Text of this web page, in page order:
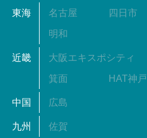
東海 名古屋 四日市
明和
近畿 大阪エキスポシティ
箕面 HAT神戸
中国 広島
九州 佐賀